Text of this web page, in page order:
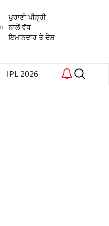
ਪੁਰਾਣੀ ਪੀੜ੍ਹੀ
ਨਾਲੋਂ ਵੱਧ
ਇਮਾਨਦਾਰ ਤੇ ਦੇਸ਼
IPL 2026